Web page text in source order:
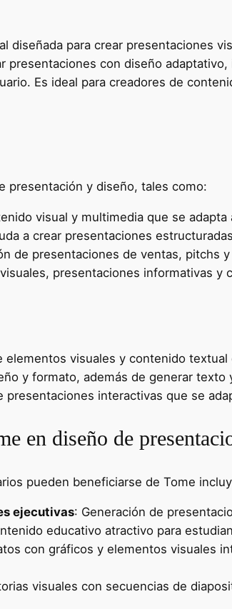
diseñada para crear presentaciones
presentaciones con diseño
Es ideal para creadores de
presentación y diseño, tales como:
visual y multimedia que se
a crear presentaciones
de presentaciones de ventas, pitchs
presentaciones informativas y
visuales y contenido
y formato, además de generar
interactivas que se
en diseño de
pueden beneficiarse de Tome
ejecutivas: Generación de
educativo atractivo para
con gráficos y elementos visuales
visuales con secuencias de